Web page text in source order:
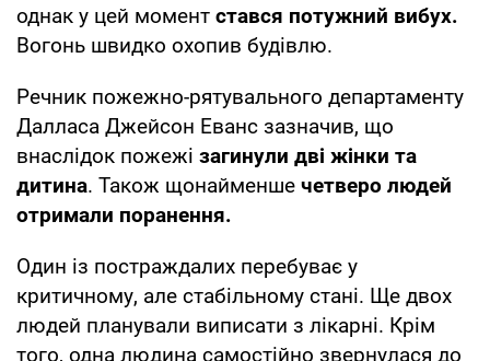
однак у цей момент стався потужний вибух.
Вогонь швидко охопив будівлю.
Речник пожежно-рятувального департаменту
Далласа Джейсон Еванс зазначив, що
внаслідок пожежі загинули дві жінки та
дитина. Також щонайменше четверо людей
отримали поранення.
Один із постраждалих перебуває у
критичному, але стабільному стані. Ще двох
людей планували виписати з лікарні. Крім
того, одна людина самостійно звернулася до